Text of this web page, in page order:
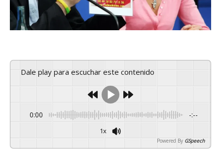
Dale play para escuchar este contenido
0:00 -:--
1x
Powered By GSpeech